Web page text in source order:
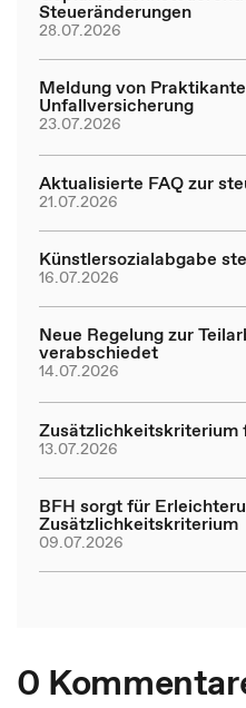
Steueränderungen
28.07.2026
Meldung von
Unfallversicherung
23.07.2026
Aktualisierte FAQ zur
21.07.2026
Künstlersozialabgabe
16.07.2026
Neue Regelung zur
verabschiedet
14.07.2026
Zusätzlichkeitskriterium
13.07.2026
BFH sorgt für
Zusätzlichkeitskriterium
09.07.2026
0